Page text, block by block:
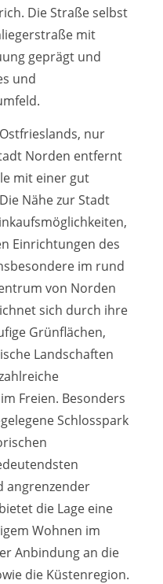
Die Straße selbst
mit
geprägt und
und
nur
Norden entfernt
mit einer gut
Nähe zur Stadt
Einrichtungen des
im rund
von Norden
sich durch ihre
Grünflächen,
Landschaften
Freien. Besonders
Schlosspark
angrenzender
die Lage eine
Wohnen im
Anbindung an die
die Küstenregion.